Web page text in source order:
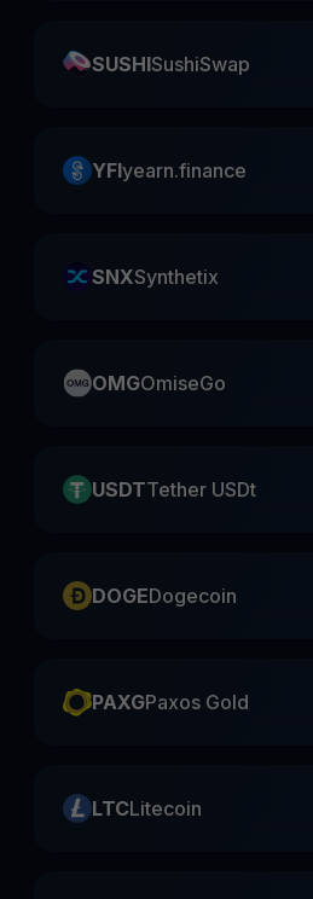
SUSHISushiSwap
YFIyearn.finance
SNXSynthetix
OMGOmiseGo
USDTTether USDt
DOGEDogecoin
PAXGPaxos Gold
LTCLitecoin